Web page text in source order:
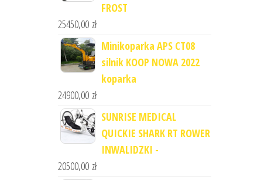
FROST
25450,00 zł
Minikoparka APS CT08
silnik KOOP NOWA 2022
koparka
24900,00 zł
SUNRISE MEDICAL
QUICKIE SHARK RT ROWER
INWALIDZKI -
20500,00 zł